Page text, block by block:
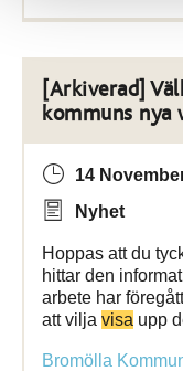
[Arkiverad]
kommuns nya
14
Nyhet
Hoppas att du
hittar den
arbete har
att vilja visa upp
Bromölla